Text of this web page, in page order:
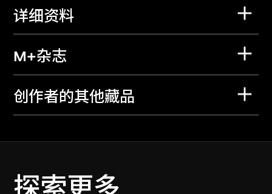
详细资料
M+杂志
创作者的其他藏品